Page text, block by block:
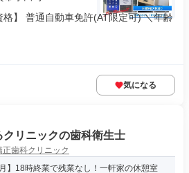
】 普通自動車免許(AT限定可) ＼年齢
気になる
リニックの歯科衛生士
歯科クリニック
】18時終業で残業なし！一軒家の休憩室